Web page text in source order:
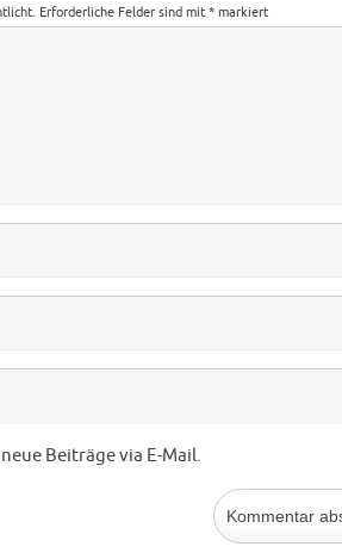
Erforderliche Felder sind mit * markiert
Beiträge via E-Mail.